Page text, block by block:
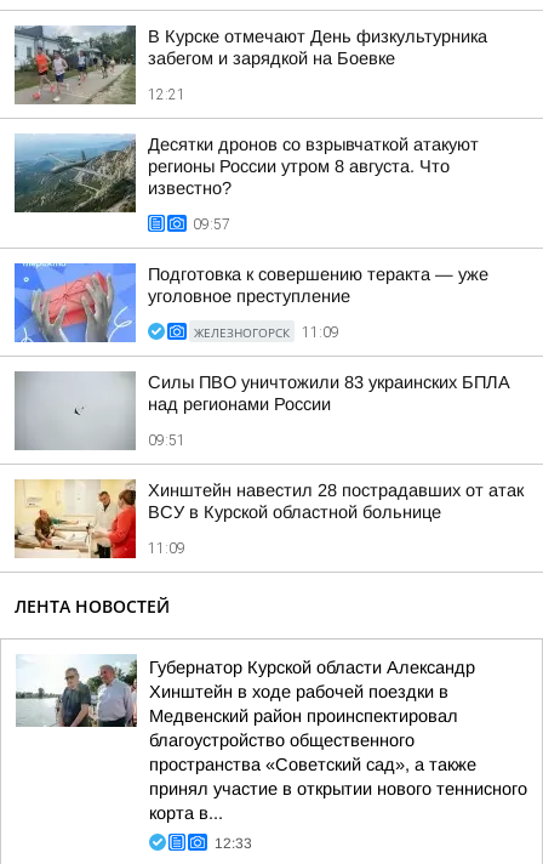
В Курске отмечают День физкультурника
забегом и зарядкой на Боевке
12:21
Десятки дронов со взрывчаткой атакуют
регионы России утром 8 августа. Что
известно?
09:57
Подготовка к совершению теракта — уже
уголовное преступление
ЖЕЛЕЗНОГОРСК 11:09
Силы ПВО уничтожили 83 украинских БПЛА
над регионами России
09:51
Хинштейн навестил 28 пострадавших от атак
ВСУ в Курской областной больнице
11:09
ЛЕНТА НОВОСТЕЙ
Губернатор Курской области Александр
Хинштейн в ходе рабочей поездки в
Медвенский район проинспектировал
благоустройство общественного
пространства «Советский сад», а также
принял участие в открытии нового теннисного
корта в...
12:33